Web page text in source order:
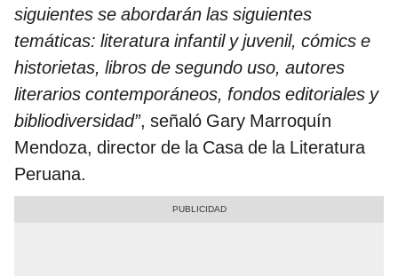
siguientes se abordarán las siguientes
temáticas: literatura infantil y juvenil, cómics e
historietas, libros de segundo uso, autores
literarios contemporáneos, fondos editoriales y
bibliodiversidad”, señaló Gary Marroquín
Mendoza, director de la Casa de la Literatura
Peruana.